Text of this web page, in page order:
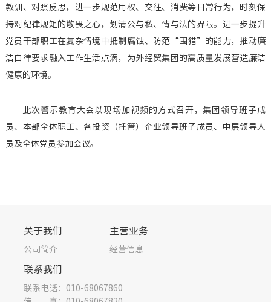
教训、对照反思，进一步规范用权、交往、消费等日常行为，时刻保
持对纪律规矩的敬畏之心，划清公与私、情与法的界限。进一步提升
党员干部职工在复杂情境中抵制腐蚀、防范“围猎”的能力，推动廉
洁自律要求融入工作生活点滴，为外经贸集团的高质量发展营造廉洁
健康的环境。
此次警示教育大会以现场加视频的方式召开，集团领导班子成
员、本部全体职工、各投资（托管）企业领导班子成员、中层领导人
员及全体党员参加会议。
关于我们
公司简介
主营业务
经营信息
联系我们
联系电话：010-68067860